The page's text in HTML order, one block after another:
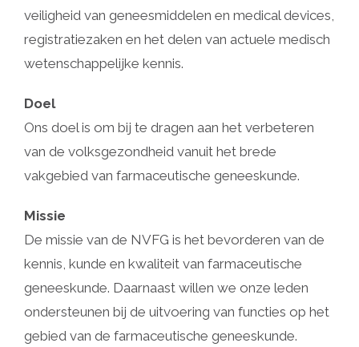
veiligheid van geneesmiddelen en medical devices,
registratiezaken en het delen van actuele medisch
wetenschappelijke kennis.
Doel
Ons doel is om bij te dragen aan het verbeteren
van de volksgezondheid vanuit het brede
vakgebied van farmaceutische geneeskunde.
Missie
De missie van de NVFG is het bevorderen van de
kennis, kunde en kwaliteit van farmaceutische
geneeskunde. Daarnaast willen we onze leden
ondersteunen bij de uitvoering van functies op het
gebied van de farmaceutische geneeskunde.